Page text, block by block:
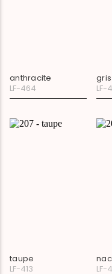
anthracite
LF-464
LF-
taupe
LF-413
LF-